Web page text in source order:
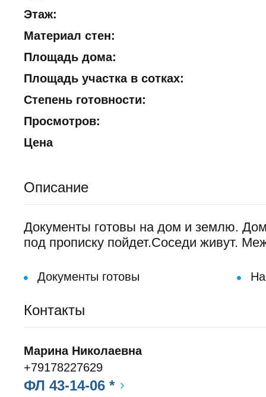
Этаж:
Материал стен:
Площадь дома:
Площадь участка в сотках:
Степень готовности:
Просмотров:
Цена
Описание
Документы готовы на дом и землю.
под прописку пойдет.Соседи живут.
Документы готовы
Контакты
Марина Николаевна
+79178227629
ФЛ 43-14-06 *